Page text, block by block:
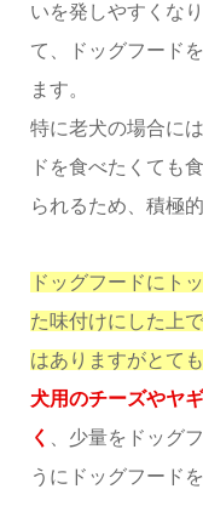
いを発しやすくな
て、ドッグフード
ます。
特に老犬の場合に
ドを食べたくても
られるため、積極
ドッグフードにト
た味付けにした上
はありますがとて
犬用のチーズやヤ
く
、少量をドッグ
うにドッグフード